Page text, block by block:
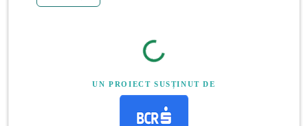
UN PROIECT SUSȚINUT DE